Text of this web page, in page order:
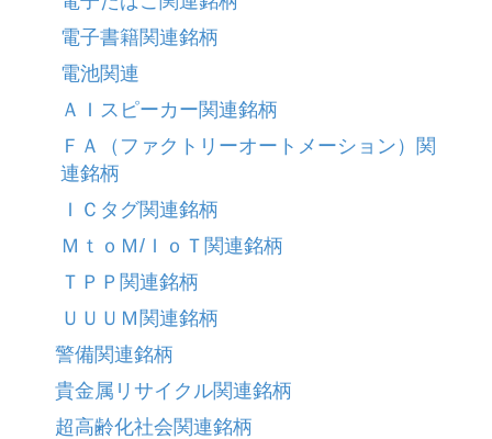
電子書籍関連銘柄
電池関連
ＡＩスピーカー関連銘柄
ＦＡ（ファクトリーオートメーション）関
連銘柄
ＩＣタグ関連銘柄
ＭｔｏＭ/ＩｏＴ関連銘柄
ＴＰＰ関連銘柄
ＵＵＵＭ関連銘柄
警備関連銘柄
貴金属リサイクル関連銘柄
超高齢化社会関連銘柄